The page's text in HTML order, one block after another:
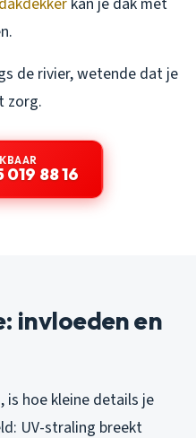
de rivier, wetende dat je
zorg.
019 88 16
invloeden en
is hoe kleine details je
UV-straling breekt